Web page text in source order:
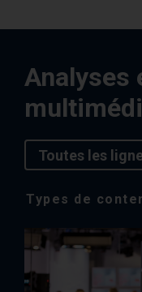
Analyses
Toutes les
Media
Choice